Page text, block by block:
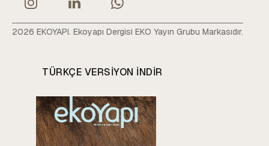
2026 EKOYAPI. Ekoyapı Dergisi EKO Yayın Grubu Markasıdır.
TÜRKÇE VERSIYON INDIR